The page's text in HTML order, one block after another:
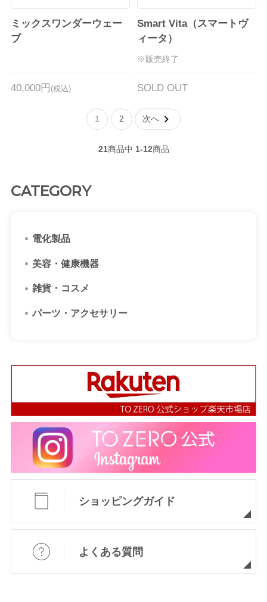
ミックスワンダーウェー
ブ
40,000円 (税込)
Smart Vita（スマートヴ
ィータ）
※販売終了
SOLD OUT
1 2 次へ
21商品中 1-12商品
CATEGORY
電化製品
美容・健康機器
雑貨・コスメ
パーツ・アクセサリー
ショッピングガイド
よくある質問